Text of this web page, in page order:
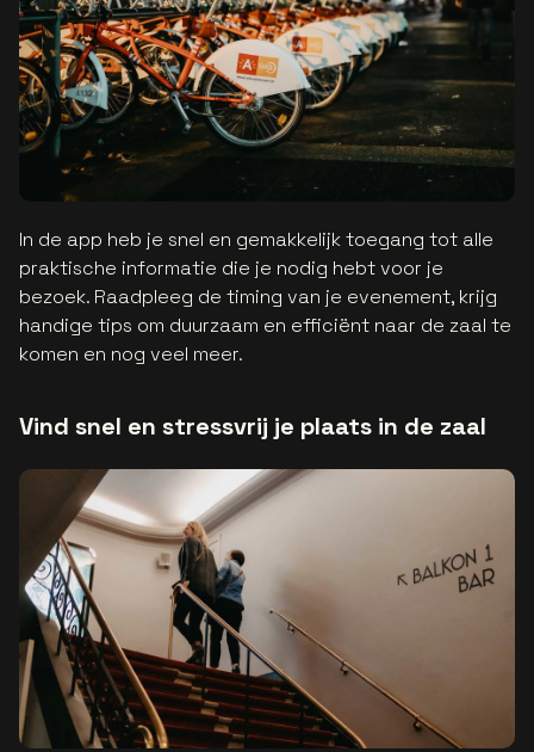
In de app heb je snel en gemakkelijk toegang tot alle
praktische informatie die je nodig hebt voor je
bezoek. Raadpleeg de timing van je evenement, krijg
handige tips om duurzaam en efficiënt naar de zaal te
komen en nog veel meer.
Vind snel en stressvrij je plaats in de zaal